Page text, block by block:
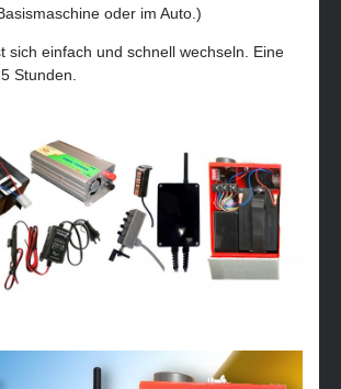
oder im Auto.)
sich einfach und schnell wechseln. Eine
Stunden.